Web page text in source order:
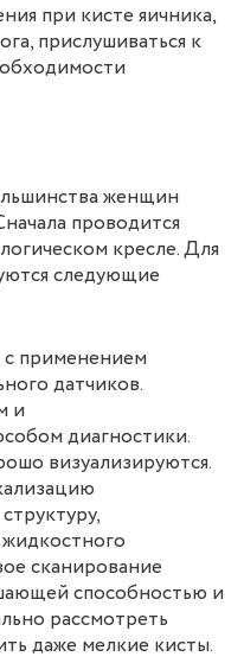
при кисте яичника,
прислушиваться к
женщин
проводится
кресле. Для
следующие
с применением
датчиков.
и
диагностики.
визуализируются.
сканирование
способностью и
рассмотреть
даже мелкие кисты.